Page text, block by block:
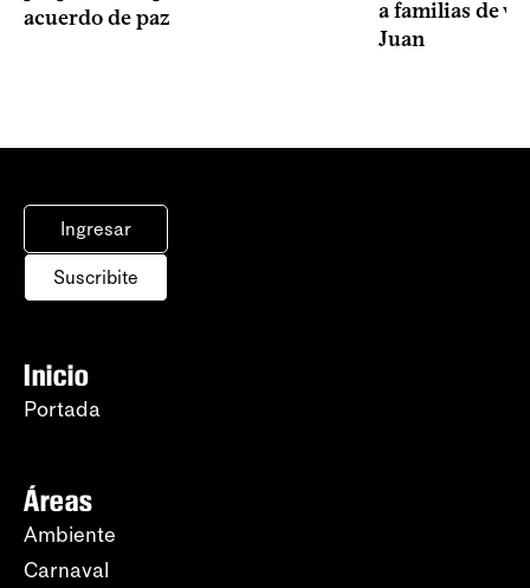
acuerdo de paz
a familias de
Juan
Ingresar
Suscribite
Inicio
Portada
Áreas
Ambiente
Carnaval